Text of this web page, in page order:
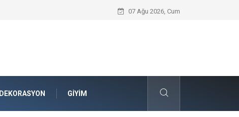
Komple Tır Taşımacılığı ve Lojistik
07 Ağu 2026, Cum
DEKORASYON GIYIM